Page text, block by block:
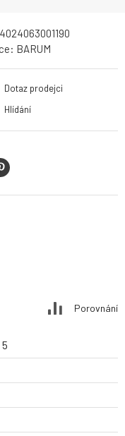
4024063001190
BARUM
Dotaz prodejci
Hlídání
Porovnání